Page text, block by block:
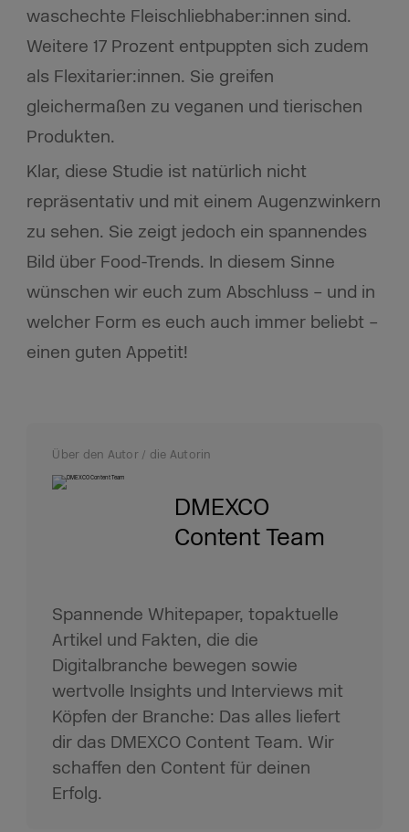
waschechte Fleischliebhaber:innen sind.
Weitere 17 Prozent entpuppten sich zudem
als Flexitarier:innen. Sie greifen
gleichermaßen zu veganen und tierischen
Produkten.
Klar, diese Studie ist natürlich nicht
repräsentativ und mit einem Augenzwinkern
zu sehen. Sie zeigt jedoch ein spannendes
Bild über Food-Trends. In diesem Sinne
wünschen wir euch zum Abschluss – und in
welcher Form es euch auch immer beliebt –
einen guten Appetit!
Über den Autor / die Autorin
DMEXCO
Content Team
Spannende Whitepaper, topaktuelle
Artikel und Fakten, die die
Digitalbranche bewegen sowie
wertvolle Insights und Interviews mit
Köpfen der Branche: Das alles liefert
dir das DMEXCO Content Team. Wir
schaffen den Content für deinen
Erfolg.